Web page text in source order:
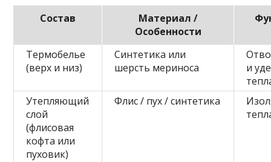
Состав
Материал /
Особенности
Термобелье
(верх и низ)
Синтетика или
шерсть мериноса
и
Утепляющий
слой
(флисовая
кофта или
пуховик)
Флис / пух / синтетика